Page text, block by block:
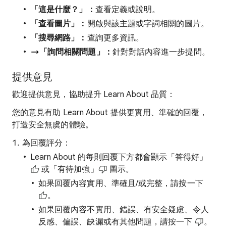
「這是什麼？」： 查看定義或說明。
「查看圖片」： 開啟與該主題或字詞相關的圖片。
「搜尋網路」： 查詢更多資訊。
「詢問相關問題」： 針對對話內容進一步提問。
提供意見
歡迎提供意見，協助提升 Learn About 品質：
您的意見有助 Learn About 提供更實用、準確的回覆，
打造安全無虞的體驗。
為回覆評分：
Learn About 的每則回覆下方都會顯示「答得好」
或「有待加強」
圖示。
如果回覆內容實用、準確且/或完整，請按一下
。
如果回覆內容不實用、錯誤、有安全疑慮、令人
反感、偏誤、缺漏或有其他問題，請按一下
。